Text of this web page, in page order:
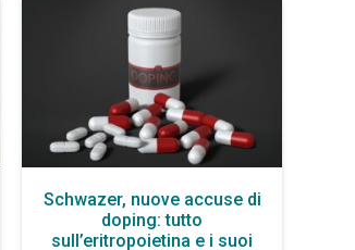
Schwazer, nuove accuse di
doping: tutto
sull’eritropoietina e i suoi